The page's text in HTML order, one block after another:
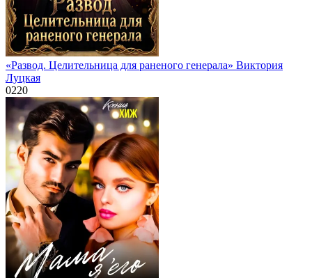
«Развод. Целительница для раненого генерала» Виктория
Луцкая
0220